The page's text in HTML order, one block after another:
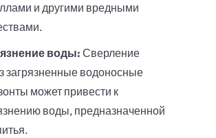
и другими вредными
воды: Сверление
загрязненные водоносные
может привести к
воды, предназначенной